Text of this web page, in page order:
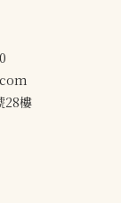
28樓